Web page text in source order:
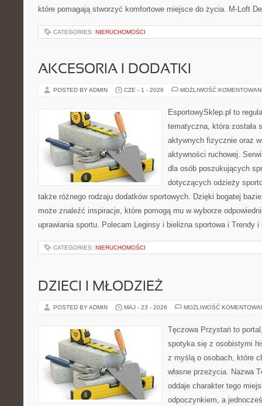
które pomagają stworzyć komfortowe miejsce do życia. M-Loft
CATEGORIES: NIERUCHOMOŚCI
AKCESORIA I DODATKI
POSTED BY ADMIN CZE - 1 - 2026 MOŻLIWOŚĆ
EsportowySklep.pl to
tematyczna, która została
aktywnych fizycznie oraz
aktywności ruchowej.
dla osób poszukujących
dotyczących odzieży
także różnego rodzaju dodatków sportowych. Dzięki bogatej
może znaleźć inspiracje, które pomogą mu w wyborze
uprawiania sportu. Polecam Leginsy i bielizna sportowa i Trendy
CATEGORIES: NIERUCHOMOŚCI
DZIECI I MŁODZIEŻ
POSTED BY ADMIN MAJ - 23 - 2026 MOŻLIWOŚĆ
Tęczowa Przystań to
spotyka się z osobistymi
z myślą o osobach, które
własne przeżycia. Nazwa
oddaje charakter tego
odpoczynkiem, a